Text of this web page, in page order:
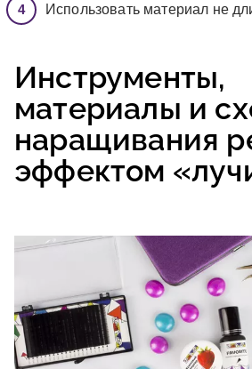
Использовать материал не
Инструменты,
материалы и
наращивания
эффектом